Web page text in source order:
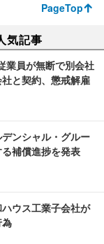
PageTop
気記事
業員が無断で別会社
と契約、懲戒解雇
ンシャル・グルー
補償進捗を発表
ウス工業子会社が
為